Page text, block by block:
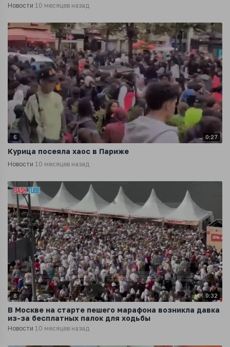
Новости 10 месяцев назад
6 0:27
Курица посеяла хаос в Париже
Новости 10 месяцев назад
8 0:32
В Москве на старте пешего марафона возникла давка
из-за бесплатных палок для ходьбы
Новости 10 месяцев назад